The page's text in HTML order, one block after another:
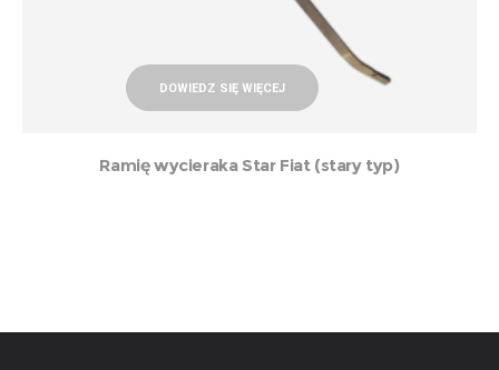
DOWIEDZ SIĘ WIĘCEJ
Ramię wycieraka Star Fiat (stary typ)